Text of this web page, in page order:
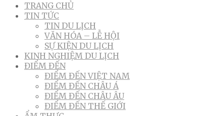
TRANG CHỦ
TIN TỨC
TIN DU LỊCH
VĂN HÓA – LỄ HỘI
SỰ KIỆN DU LỊCH
KINH NGHIỆM DU LỊCH
ĐIỂM ĐẾN
ĐIỂM ĐẾN VIỆT NAM
ĐIỂM ĐẾN CHÂU Á
ĐIỂM ĐẾN CHÂU ÂU
ĐIỂM ĐẾN THẾ GIỚI